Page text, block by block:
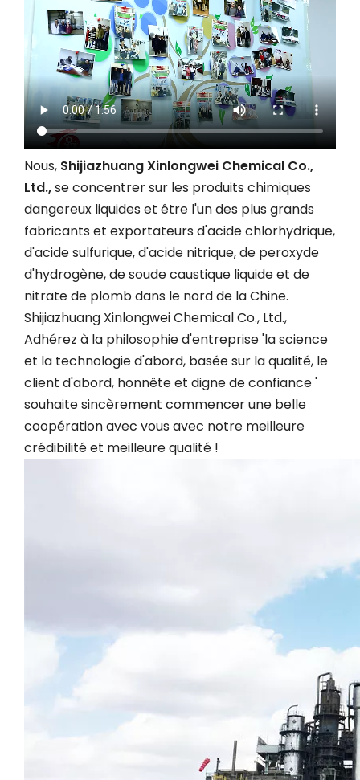
Nous, Shijiazhuang Xinlongwei Chemical Co.,
Ltd.,se concentrer sur les produits chimiques
dangereux liquides et être l'un des plus grands
fabricants et exportateurs d'acide chlorhydrique,
d'acide sulfurique, d'acide nitrique, de peroxyde
d'hydrogène, de soude caustique liquide et de
nitrate de plomb dans le nord de la Chine.
Shijiazhuang Xinlongwei Chemical Co., Ltd.,
Adhérez à la philosophie d'entreprise 'la science
et la technologie d'abord, basée sur la qualité, le
client d'abord, honnête et digne de confiance '
souhaite sincèrement commencer une belle
coopération avec vous avec notre meilleure
crédibilité et meilleure qualité !